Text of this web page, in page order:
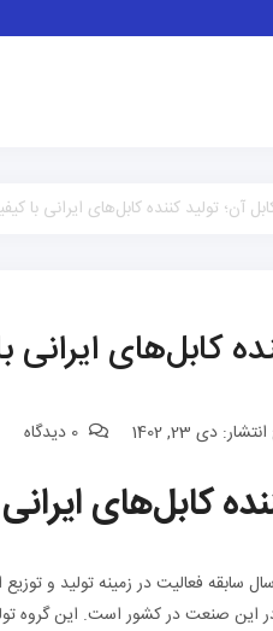
آن؛ تولید کننده کابل‌های ایرانی با
کابل‌های
دی 23, 1402
کابل‌های
سابقه فعالیت در زمینه تولید و
در این صنعت در کشور است. این گروه